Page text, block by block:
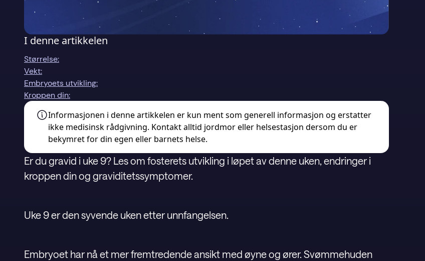
I denne artikkelen
Størrelse:
Vekt:
Embryoets utvikling:
Kroppen din:
Informasjonen i denne artikkelen er kun ment som generell informasjon og erstatter
ikke medisinsk rådgivning. Kontakt alltid jordmor eller helsestasjon dersom du er
bekymret for din egen eller barnets helse.
Er du gravid i uke 9? Les om fosterets utvikling i løpet av denne uken, endringer i
kroppen din og graviditetssymptomer.
Uke 9 er den syvende uken etter unnfangelsen.
Embryoet har nå et mer fremtredende ansikt med øyne og ører. Svømmehuden